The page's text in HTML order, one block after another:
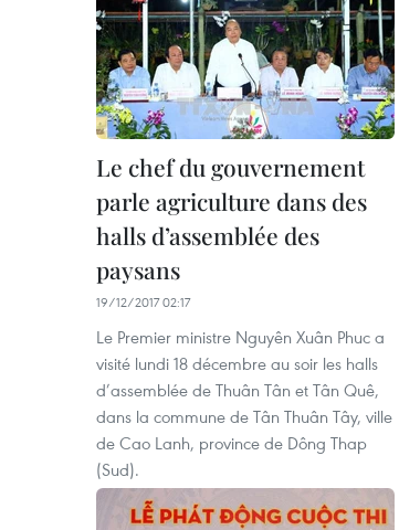
Le chef du gouvernement
parle agriculture dans des
halls d’assemblée des
paysans
19/12/2017 02:17
Le Premier ministre Nguyên Xuân Phuc a
visité lundi 18 décembre au soir les halls
d’assemblée de Thuân Tân et Tân Quê,
dans la commune de Tân Thuân Tây, ville
de Cao Lanh, province de Dông Thap
(Sud).